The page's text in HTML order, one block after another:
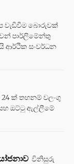
වැඩිවීම බොරුවක්
පාර්ලිමේන්තු
ආර්ථික සංවර්ධන
24 ක් තහනම් වලංගු
ඔට්ටු ඇල්ලීමේ
විනිසුරු